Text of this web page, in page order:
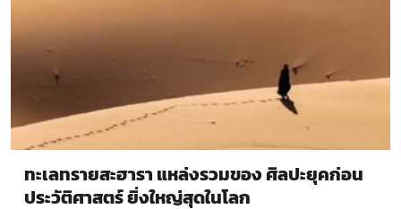
ทะเลทรายสะฮารา แหล่งรวมของ ศิลปะยุคก่อน
ประวัติศาสตร์ ยิ่งใหญ่สุดในโลก